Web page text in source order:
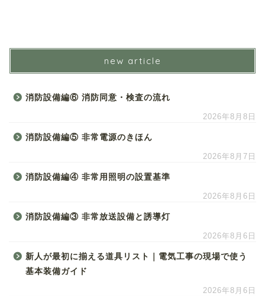
new article
消防設備編⑥ 消防同意・検査の流れ
2026年8月8日
消防設備編⑤ 非常電源のきほん
2026年8月7日
消防設備編④ 非常用照明の設置基準
2026年8月6日
消防設備編③ 非常放送設備と誘導灯
2026年8月6日
新人が最初に揃える道具リスト｜電気工事の現場で使う
基本装備ガイド
2026年8月6日